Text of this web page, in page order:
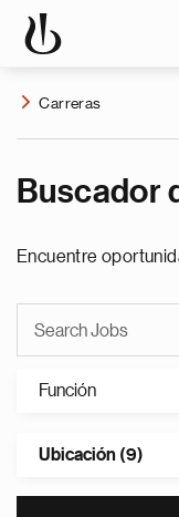
Carreras
Buscador
Encuentre
Función
Ubicación (9)